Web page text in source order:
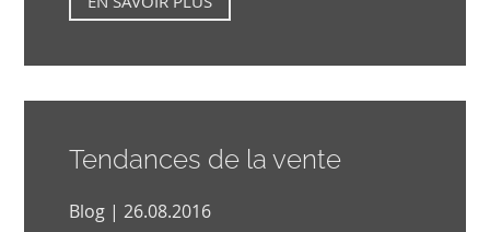
Tendances de la vente
Blog | 26.08.2016